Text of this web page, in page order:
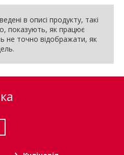
в описі продукту, такі
показують, як працює
не точно відображати, як